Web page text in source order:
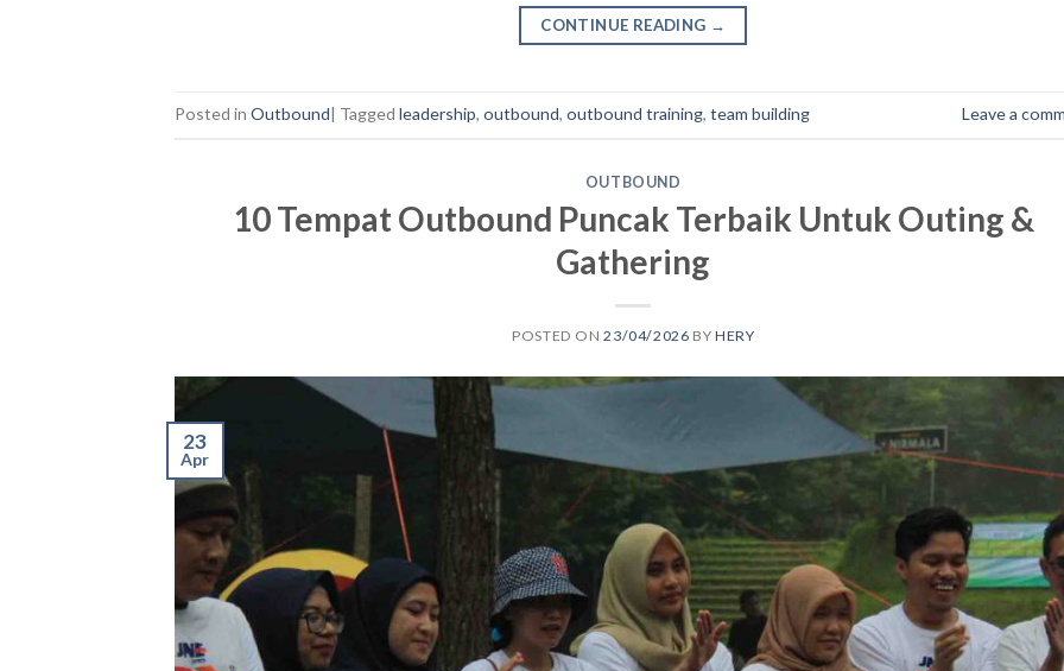
CONTINUE READING →
Posted in Outbound| Tagged leadership, outbound, outbound training, team building Leave a
OUTBOUND
10 Tempat Outbound Puncak Terbaik Untuk Outing &
Gathering
POSTED ON23/04/2026 BY HERY
23
Apr